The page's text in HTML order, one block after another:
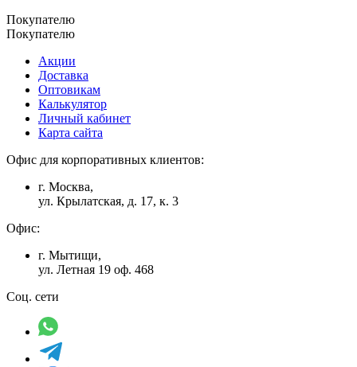
Покупателю
Покупателю
Акции
Доставка
Оптовикам
Калькулятор
Личный кабинет
Карта сайта
Офис для корпоративных клиентов:
г. Москва,
ул. Крылатская, д. 17, к. 3
Офис:
г. Мытищи,
ул. Летная 19 оф. 468
Соц. сети